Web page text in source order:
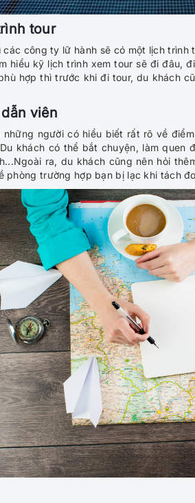
tour
công ty lữ hành sẽ có một lịch
hiểu kỹ lịch trình xem tour sẽ đi đâu,
hợp thì trước khi đi tour, du khách
viên
người có hiểu biết rất rõ về
khách có thể bắt chuyện, làm quen
ra, du khách cũng nên hỏi
phòng trường hợp bạn bị lạc khi tách